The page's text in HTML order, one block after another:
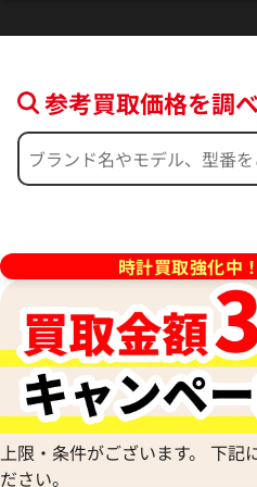
格
日時点の参考買取価格です
参考買取価格を調
時計買取強化中
上限・条件がございます。 下記
ださい。